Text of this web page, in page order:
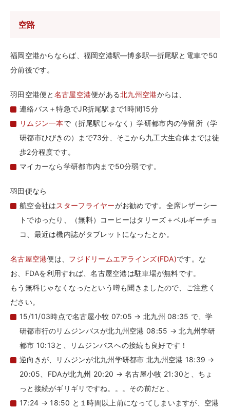
空路
福岡空港からならば、福岡空港駅―博多駅―折尾駅と電車で50
分前後です。
羽田空港便と 名古屋空港便がある北九州空港からは、
連絡バス＋特急でJR折尾駅まで1時間15分
リムジン一本で（折尾駅じゃなく）学研都市内の停留所（学
研都市ひびきの）まで73分、そこから九工大生命体までは徒
歩2分程度です。
マイカーなら学研都市内まで50分弱です。
羽田便なら
航空会社はスターフライヤーがお勧めです。全席レザーシー
トでゆったり、（無料）コーヒーはタリーズ＋ベルギーチョ
コ、最近は機内誌がタブレットになったとか。
名古屋空港便は、 フジドリームエアラインズ(FDA)です。な
お、FDAを利用すれば、名古屋空港は駐車場が無料です。
もう無料じゃなくなったという噂も聞きましたので、ご注意く
ださい。
15/11/03時点で名古屋小牧 07:05 → 北九州 08:35 で、学
研都市行のリムジンバスが北九州空港 08:55 → 北九州学研
都市 10:13と、リムジンバスへの接続も良好です！
逆向きが、リムジンが北九州学研都市 北九州空港 18:39 →
20:05、FDAが北九州 20:20 → 名古屋小牧 21:30と、ちょ
っと接続がギリギリですね。。。その前だと、
17:24 → 18:50 と１時間以上前になってしまいますが、空港